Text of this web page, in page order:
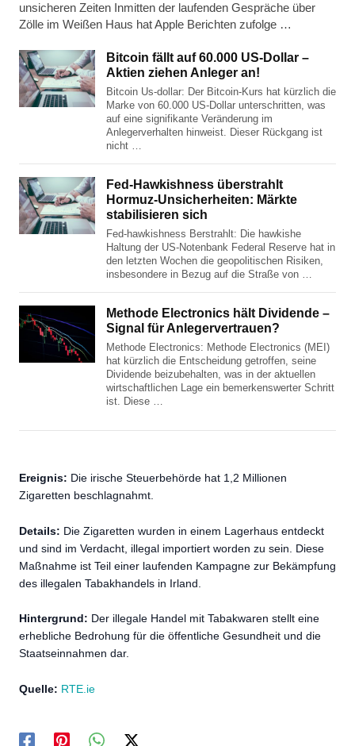
unsicheren Zeiten Inmitten der laufenden Gespräche über
Zölle im Weißen Haus hat Apple Berichten zufolge …
Bitcoin fällt auf 60.000 US-Dollar –
Aktien ziehen Anleger an!
Bitcoin Us-dollar: Der Bitcoin-Kurs hat kürzlich die
Marke von 60.000 US-Dollar unterschritten, was
auf eine signifikante Veränderung im
Anlegerverhalten hinweist. Dieser Rückgang ist
nicht …
Fed-Hawkishness überstrahlt
Hormuz-Unsicherheiten: Märkte
stabilisieren sich
Fed-hawkishness Berstrahlt: Die hawkishe
Haltung der US-Notenbank Federal Reserve hat in
den letzten Wochen die geopolitischen Risiken,
insbesondere in Bezug auf die Straße von …
Methode Electronics hält Dividende –
Signal für Anlegervertrauen?
Methode Electronics: Methode Electronics (MEI)
hat kürzlich die Entscheidung getroffen, seine
Dividende beizubehalten, was in der aktuellen
wirtschaftlichen Lage ein bemerkenswerter Schritt
ist. Diese …
Ereignis: Die irische Steuerbehörde hat 1,2 Millionen
Zigaretten beschlagnahmt.
Details: Die Zigaretten wurden in einem Lagerhaus entdeckt
und sind im Verdacht, illegal importiert worden zu sein. Diese
Maßnahme ist Teil einer laufenden Kampagne zur Bekämpfung
des illegalen Tabakhandels in Irland.
Hintergrund: Der illegale Handel mit Tabakwaren stellt eine
erhebliche Bedrohung für die öffentliche Gesundheit und die
Staatseinnahmen dar.
Quelle: RTE.ie